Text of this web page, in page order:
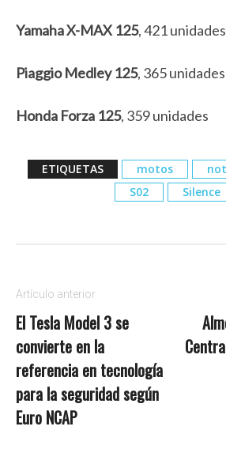
Yamaha X-MAX 125, 421 unidades
Piaggio Medley 125, 365 unidades
Honda Forza 125, 359 unidades
ETIQUETAS motos
S02
Silence
Artículo anterior
El Tesla Model 3 se
convierte en la
referencia en tecnología
para la seguridad según
Euro NCAP